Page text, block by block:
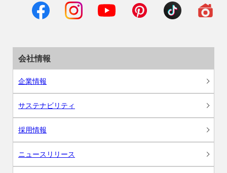
会社情報
企業情報
サステナビリティ
採用情報
ニュースリリース